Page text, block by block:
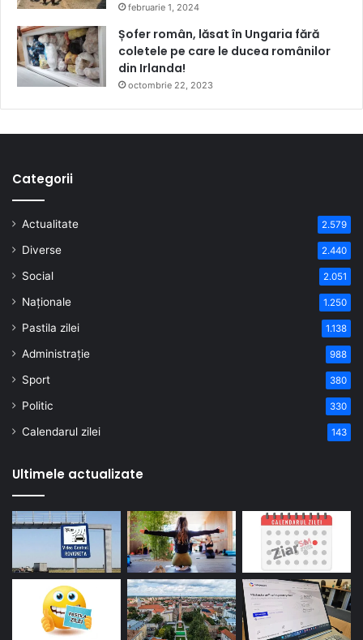
februarie 1, 2024
Șofer român, lăsat în Ungaria fără
coletele pe care le ducea românilor
din Irlanda!
octombrie 22, 2023
Categorii
Actualitate 2.579
Diverse 2.440
Social 2.051
Naționale 1.250
Pastila zilei 1.138
Administrație 988
Sport 380
Politic 330
Calendarul zilei 143
Ultimele actualizate